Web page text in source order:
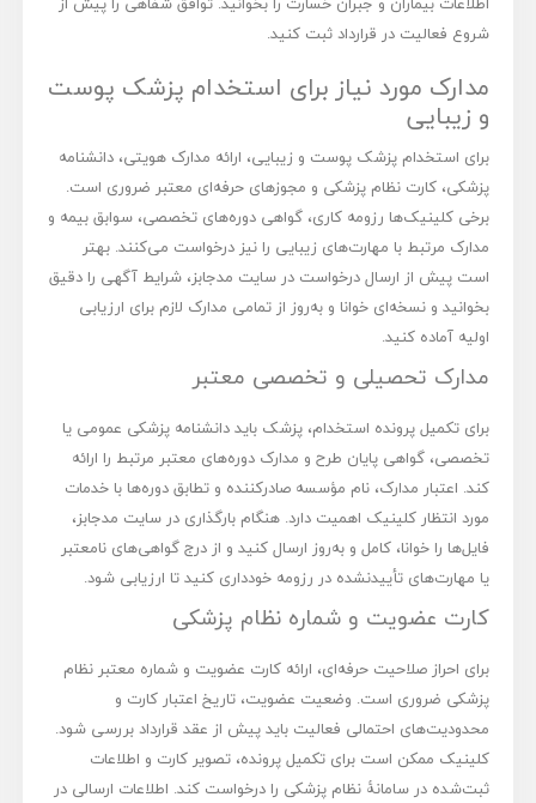
شروع فعالیت در قرارداد ثبت کنید.
مدارک مورد نیاز برای استخدام پزشک پوست
و زیبایی
برای استخدام پزشک پوست و زیبایی، ارائه مدارک هویتی، دانشنامه
پزشکی، کارت نظام پزشکی و مجوزهای حرفه‌ای معتبر ضروری است.
برخی کلینیک‌ها رزومه کاری، گواهی دوره‌های تخصصی، سوابق بیمه و
مدارک مرتبط با مهارت‌های زیبایی را نیز درخواست می‌کنند. بهتر
است پیش از ارسال درخواست در سایت مدجابز، شرایط آگهی را دقیق
بخوانید و نسخه‌ای خوانا و به‌روز از تمامی مدارک لازم برای ارزیابی
اولیه آماده کنید.
مدارک تحصیلی و تخصصی معتبر
برای تکمیل پرونده استخدام، پزشک باید دانشنامه پزشکی عمومی یا
تخصصی، گواهی پایان طرح و مدارک دوره‌های معتبر مرتبط را ارائه
کند. اعتبار مدارک، نام مؤسسه صادرکننده و تطابق دوره‌ها با خدمات
مورد انتظار کلینیک اهمیت دارد. هنگام بارگذاری در سایت مدجابز،
فایل‌ها را خوانا، کامل و به‌روز ارسال کنید و از درج گواهی‌های نامعتبر
یا مهارت‌های تأییدنشده در رزومه خودداری کنید تا ارزیابی شود.
کارت عضویت و شماره نظام پزشکی
برای احراز صلاحیت حرفه‌ای، ارائه کارت عضویت و شماره معتبر نظام
پزشکی ضروری است. وضعیت عضویت، تاریخ اعتبار کارت و
محدودیت‌های احتمالی فعالیت باید پیش از عقد قرارداد بررسی شود.
کلینیک ممکن است برای تکمیل پرونده، تصویر کارت و اطلاعات
ثبت‌شده در سامانۀ نظام پزشکی را درخواست کند. اطلاعات ارسالی در